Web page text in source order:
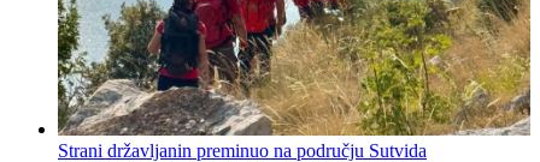
Strani državljanin preminuo na području Sutvida